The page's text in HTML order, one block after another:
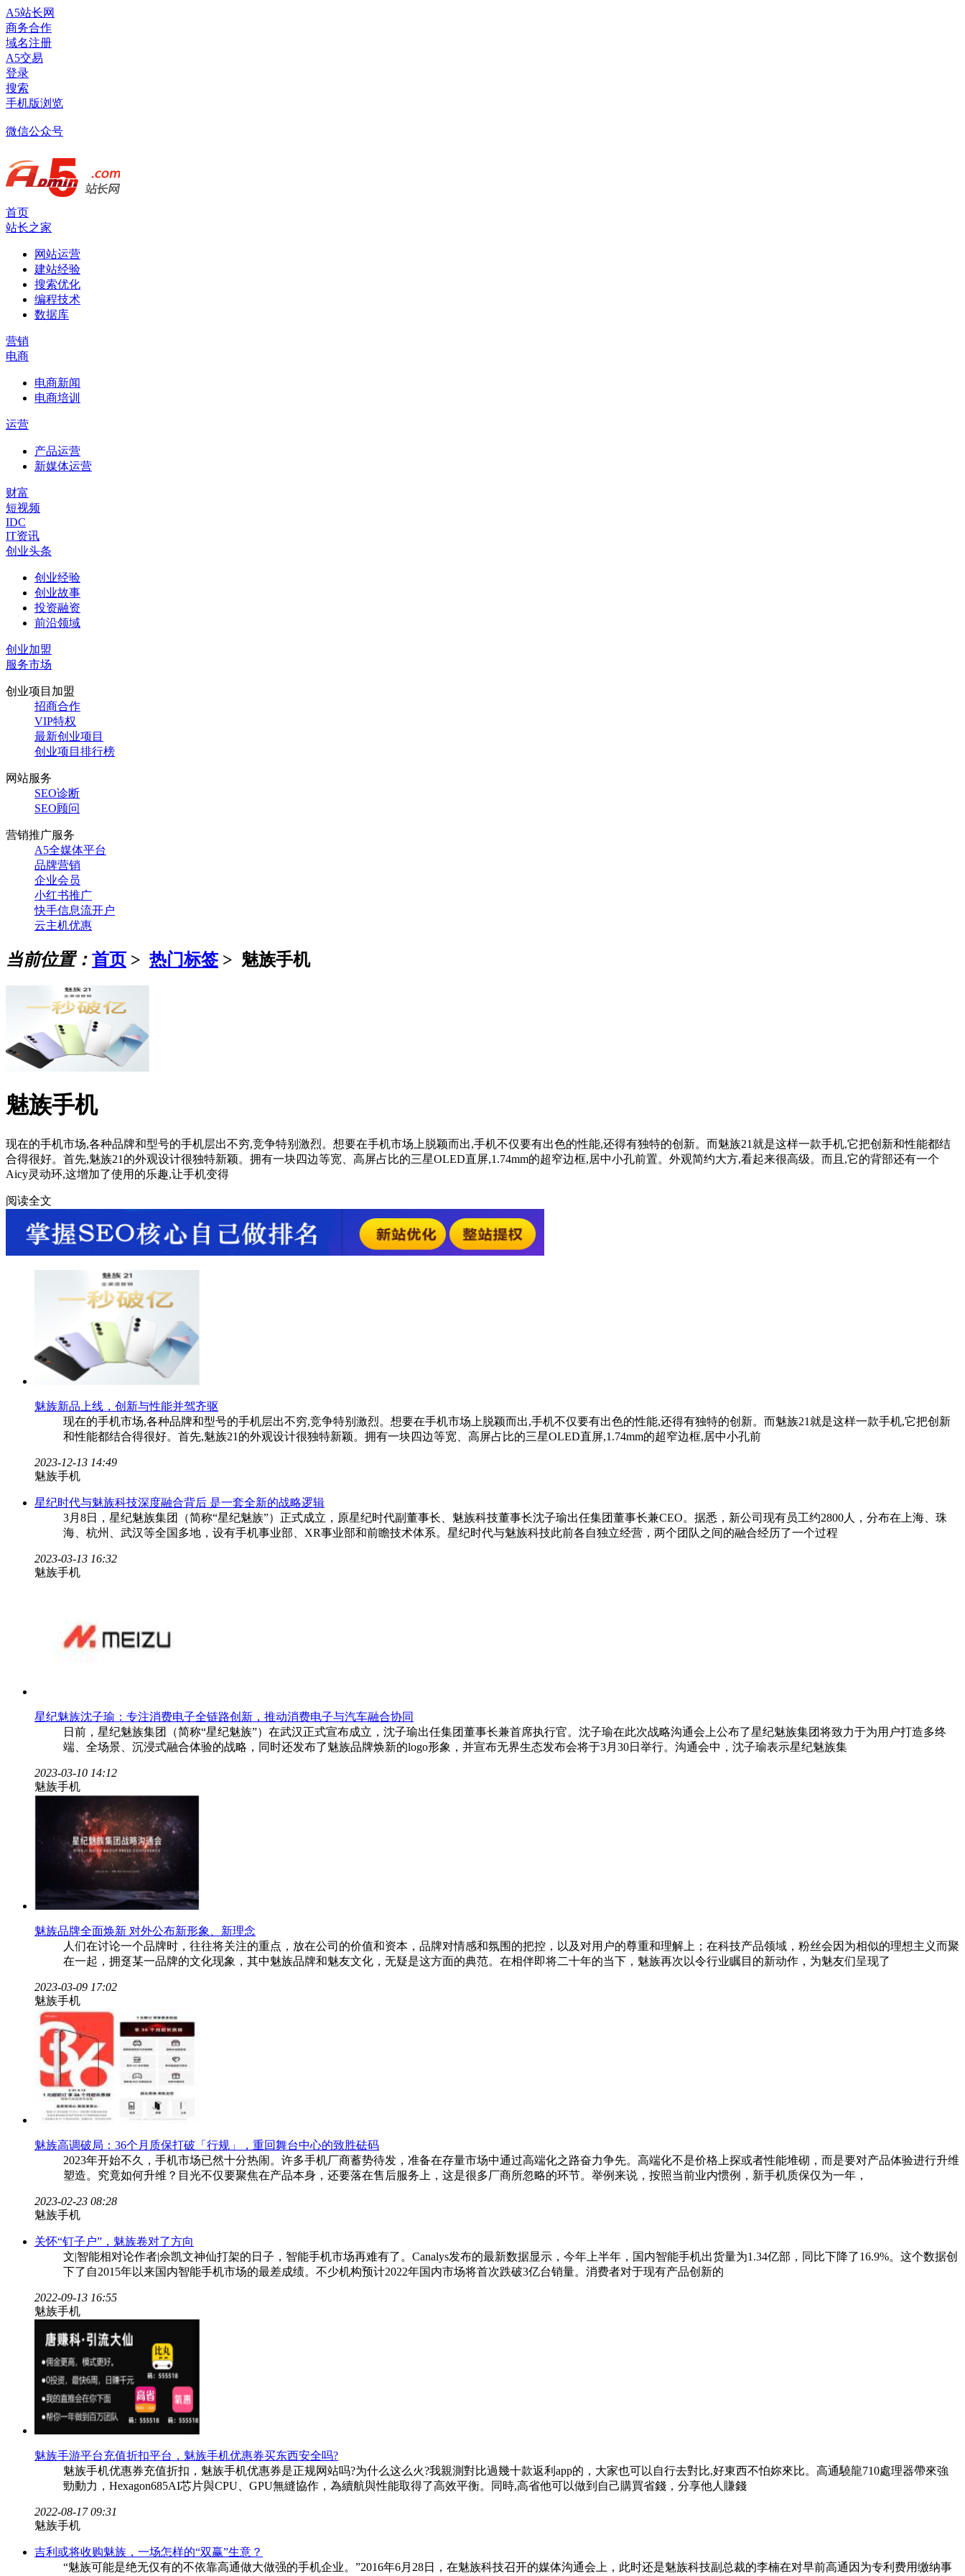
A5站长网
商务合作
域名注册
A5交易
登录
搜索
手机版浏览
微信公众号
首页
站长之家
网站运营
建站经验
搜索优化
编程技术
数据库
营销
电商
电商新闻
电商培训
运营
产品运营
新媒体运营
财富
短视频
IDC
IT资讯
创业头条
创业经验
创业故事
投资融资
前沿领域
创业加盟
服务市场
创业项目加盟
招商合作
VIP特权
最新创业项目
创业项目排行榜
网站服务
SEO诊断
SEO顾问
营销推广服务
A5全媒体平台
品牌营销
企业会员
小红书推广
快手信息流开户
云主机优惠
当前位置： 首页 > 热门标签 > 魅族手机
魅族手机
现在的手机市场,各种品牌和型号的手机层出不穷,竞争特别激烈。想要在手机市场上脱颖而出,手机不仅要有出色的性能,还得有独特的创新。而魅族21就是这样一款手机,它把创新和性能都结
合得很好。首先,魅族21的外观设计很独特新颖。拥有一块四边等宽、高屏占比的三星OLED直屏,1.74mm的超窄边框,居中小孔前置。外观简约大方,看起来很高级。而且,它的背部还有一个
Aicy灵动环,这增加了使用的乐趣,让手机变得
阅读全文
魅族新品上线，创新与性能并驾齐驱
现在的手机市场,各种品牌和型号的手机层出不穷,竞争特别激烈。想要在手机市场上脱颖而出,手机不仅要有出色的性能,还得有独特的创新。而魅族21就是这样一款手机,它把创新
和性能都结合得很好。首先,魅族21的外观设计很独特新颖。拥有一块四边等宽、高屏占比的三星OLED直屏,1.74mm的超窄边框,居中小孔前
2023-12-13 14:49
魅族手机
星纪时代与魅族科技深度融合背后 是一套全新的战略逻辑
3月8日，星纪魅族集团（简称“星纪魅族”）正式成立，原星纪时代副董事长、魅族科技董事长沈子瑜出任集团董事长兼CEO。据悉，新公司现有员工约2800人，分布在上海、珠
海、杭州、武汉等全国多地，设有手机事业部、XR事业部和前瞻技术体系。星纪时代与魅族科技此前各自独立经营，两个团队之间的融合经历了一个过程
2023-03-13 16:32
魅族手机
星纪魅族沈子瑜：专注消费电子全链路创新，推动消费电子与汽车融合协同
日前，星纪魅族集团（简称“星纪魅族”）在武汉正式宣布成立，沈子瑜出任集团董事长兼首席执行官。沈子瑜在此次战略沟通会上公布了星纪魅族集团将致力于为用户打造多终
端、全场景、沉浸式融合体验的战略，同时还发布了魅族品牌焕新的logo形象，并宣布无界生态发布会将于3月30日举行。沟通会中，沈子瑜表示星纪魅族集
2023-03-10 14:12
魅族手机
魅族品牌全面焕新 对外公布新形象、新理念
人们在讨论一个品牌时，往往将关注的重点，放在公司的价值和资本，品牌对情感和氛围的把控，以及对用户的尊重和理解上；在科技产品领域，粉丝会因为相似的理想主义而聚
在一起，拥趸某一品牌的文化现象，其中魅族品牌和魅友文化，无疑是这方面的典范。在相伴即将二十年的当下，魅族再次以令行业瞩目的新动作，为魅友们呈现了
2023-03-09 17:02
魅族手机
魅族高调破局：36个月质保打破「行规」，重回舞台中心的致胜砝码
2023年开始不久，手机市场已然十分热闹。许多手机厂商蓄势待发，准备在存量市场中通过高端化之路奋力争先。高端化不是价格上探或者性能堆砌，而是要对产品体验进行升维
塑造。究竟如何升维？目光不仅要聚焦在产品本身，还要落在售后服务上，这是很多厂商所忽略的环节。举例来说，按照当前业内惯例，新手机质保仅为一年，
2023-02-23 08:28
魅族手机
关怀“钉子户”，魅族卷对了方向
文|智能相对论作者|佘凯文神仙打架的日子，智能手机市场再难有了。Canalys发布的最新数据显示，今年上半年，国内智能手机出货量为1.34亿部，同比下降了16.9%。这个数据创
下了自2015年以来国内智能手机市场的最差成绩。不少机构预计2022年国内市场将首次跌破3亿台销量。消费者对于现有产品创新的
2022-09-13 16:55
魅族手机
魅族手游平台充值折扣平台，魅族手机优惠券买东西安全吗?
魅族手机优惠券充值折扣，魅族手机优惠券是正规网站吗?为什么这么火?我親測對比過幾十款返利app的，大家也可以自行去對比,好東西不怕妳來比。高通驍龍710處理器帶來強
勁動力，Hexagon685AI芯片與CPU、GPU無縫協作，為續航與性能取得了高效平衡。同時,高省他可以做到自己購買省錢，分享他人賺錢
2022-08-17 09:31
魅族手机
吉利或将收购魅族，一场怎样的“双赢”生意？
“魅族可能是绝无仅有的不依靠高通做大做强的手机企业。”2016年6月28日，在魅族科技召开的媒体沟通会上，此时还是魅族科技副总裁的李楠在对早前高通因为专利费用缴纳事